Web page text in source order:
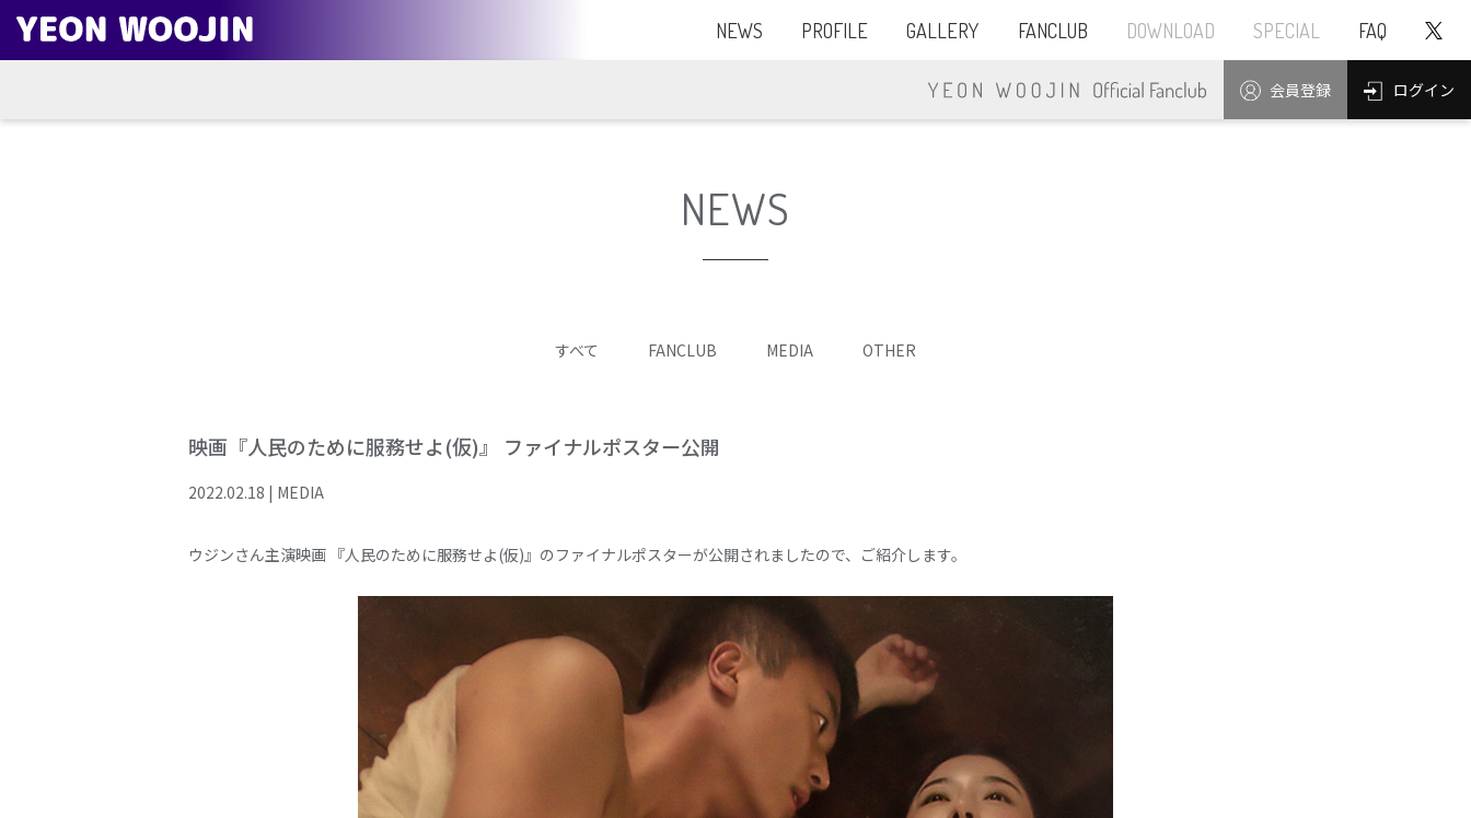
NEWS PROFILE GALLERY FANCLUB DOWNLOAD SPECIAL FAQ
会員登録 ログイン
NEWS
すべて FANCLUB MEDIA OTHER
映画『人民のために服務せよ(仮)』 ファイナルポスター公開
2022.02.18 | MEDIA
ウジンさん主演映画 『人民のために服務せよ(仮)』のファイナルポスターが公開されましたので、ご紹介します。